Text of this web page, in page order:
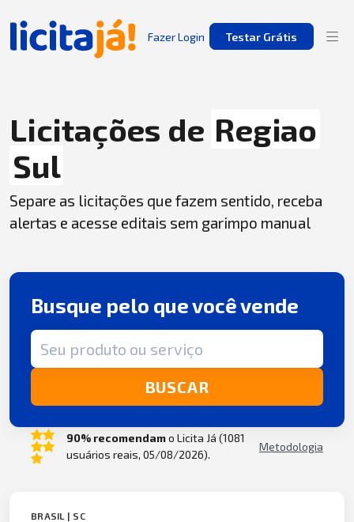
Fazer Login Testar Grátis
Licitações de Regiao
Sul
Separe as licitações que fazem sentido, receba
alertas e acesse editais sem garimpo manual
Busque pelo que você vende
Termo de busca
BUSCAR
90% recomendamo Licita Já (1081
usuários reais, 05/08/2026).
Metodologia
BRASIL | SC